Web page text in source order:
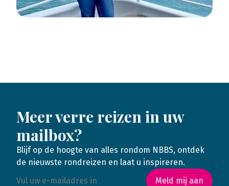
Meer verre reizen in uw
mailbox?
Blijf op de hoogte van alles rondom NBBS, ontdek
de nieuwste rondreizen en laat u inspireren.
Meld mij aan